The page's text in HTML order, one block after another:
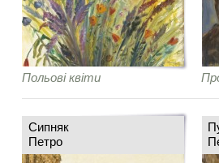
Польові квіти
Сипняк
Петро